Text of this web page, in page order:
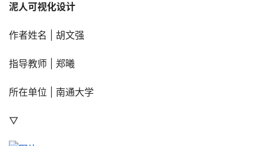
泥人可视化设计
作者姓名 | 胡文强
指导教师 | 郑曦
所在单位 | 南通大学
▽